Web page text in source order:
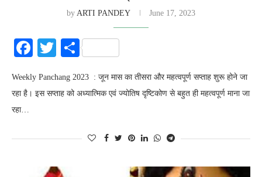
by ARTI PANDEY June 17, 2023
Facebook
Twitter
Share
Weekly Panchang 2023 : जून मास का तीसरा और महत्वपूर्ण सप्ताह शुरू होने जा
रहा है। इस सप्ताह को अध्यात्मिक एवं ज्योतिष दृष्टिकोण से बहुत ही महत्वपूर्ण माना जा
रहा…